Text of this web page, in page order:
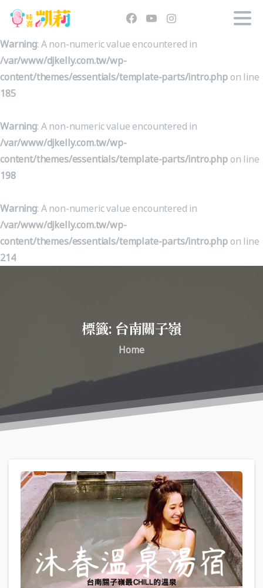
Warning: A non-numeric value encountered in
/var/www/djkelly.com.tw/wp-
content/themes/essentials/template-parts/intro.php on line
185
Warning: A non-numeric value encountered in
/var/www/djkelly.com.tw/wp-
content/themes/essentials/template-parts/intro.php on line
198
Warning: A non-numeric value encountered in
/var/www/djkelly.com.tw/wp-
content/themes/essentials/template-parts/intro.php on line
214
標籤: 台南關子嶺
Home